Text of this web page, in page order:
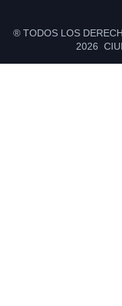
® TODOS LOS
2026